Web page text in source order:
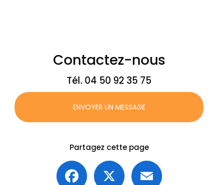
Contactez-nous
Tél. 04 50 92 35 75
ENVOYER UN MESSAGE
Partagez cette page
Facebook